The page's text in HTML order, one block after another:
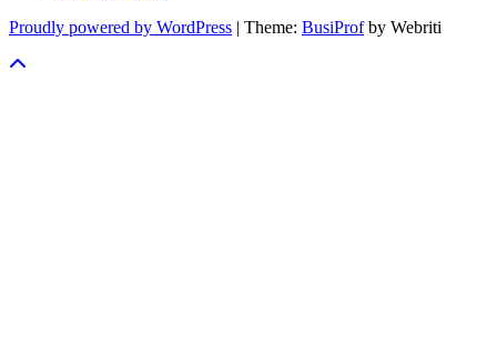
Proudly powered by WordPress | Theme: BusiProfby Webriti